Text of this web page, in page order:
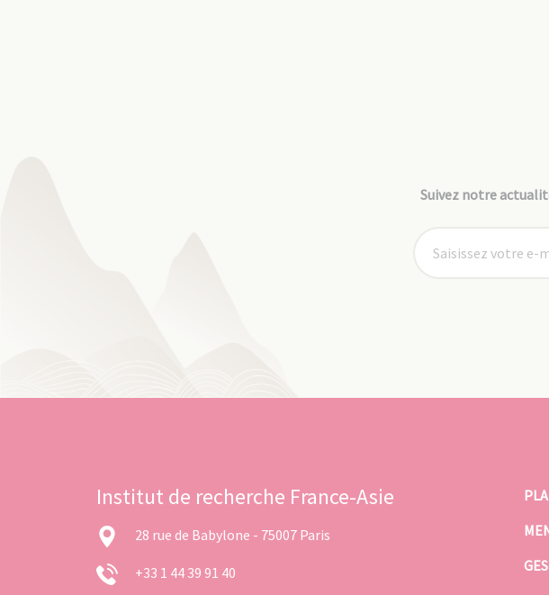
Suivez notre
Institut de recherche France-Asie
28 rue de Babylone - 75007 Paris
+33 1 44 39 91 40